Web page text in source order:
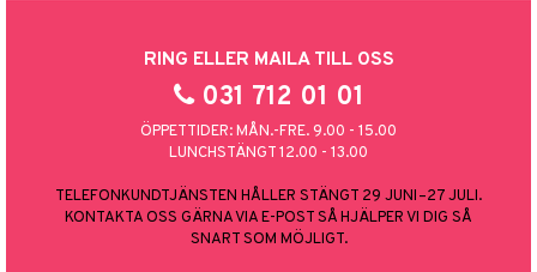
RING ELLER MAILA TILL OSS
031 712 01 01
ÖPPETTIDER: MÅN.-FRE. 9.00 - 15.00
LUNCHSTÄNGT 12.00 - 13.00
TELEFONKUNDTJÄNSTEN HÅLLER STÄNGT 29 JUNI–27 JULI.
KONTAKTA OSS GÄRNA VIA E-POST SÅ HJÄLPER VI DIG SÅ
SNART SOM MÖJLIGT.